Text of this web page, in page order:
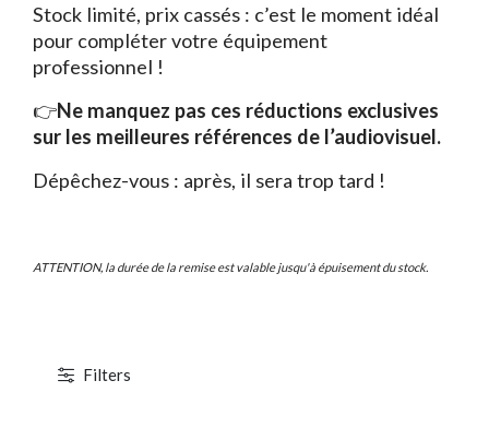
Canon EOS C700 PL
DÉSTOCKAGE
Stock limité, prix cassés : c’est le moment idéal
pour compléter votre équipement
professionnel !
👉Ne manquez pas ces réductions exclusives
sur les meilleures références de l’audiovisuel.
Dépêchez-vous : après, il sera trop tard !
ATTENTION, la durée de la remise est valable jusqu'à épuisement du stock.
Filters